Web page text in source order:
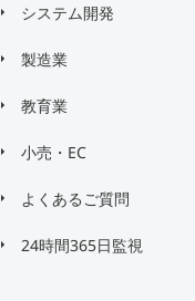
システム開発
製造業
教育業
小売・EC
よくあるご質問
24時間365日監視